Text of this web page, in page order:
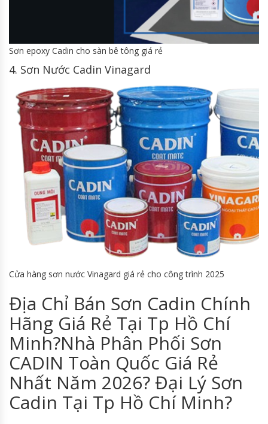
Sơn epoxy Cadin cho sàn bê tông giá rẻ
4. Sơn Nước Cadin Vinagard
Cửa hàng sơn nước Vinagard giá rẻ cho công trình 2025
Địa Chỉ Bán Sơn Cadin Chính
Hãng Giá Rẻ Tại Tp Hồ Chí
Minh?Nhà Phân Phối Sơn
CADIN Toàn Quốc Giá Rẻ
Nhất Năm 2026? Đại Lý Sơn
Cadin Tại Tp Hồ Chí Minh?